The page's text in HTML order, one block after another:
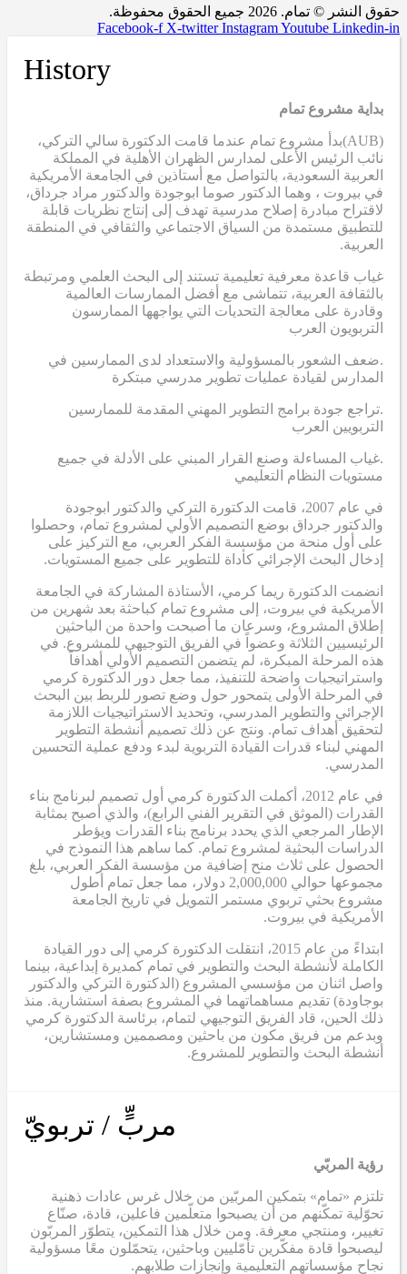
حقوق النشر © تمام. 2026 جميع الحقوق محفوظة.
Facebook-f X-twitter InstagramYoutube Linkedin-in
History
بداية مشروع تمام
بدأ مشروع تمام عندما قامت الدكتورة سالي التركي،
نائب الرئيس الأعلى لمدارس الظهران الأهلية في المملكة
العربية السعودية، بالتواصل مع أستاذين في الجامعة الأمريكية
في بيروت ، وهما الدكتور صوما ابوجودة والدكتور مراد جرداق،
لاقتراح مبادرة إصلاح مدرسية تهدف إلى إنتاج نظريات قابلة
للتطبيق مستمدة من السياق الاجتماعي والثقافي في المنطقة
العربية.
غياب قاعدة معرفية تعليمية تستند إلى البحث العلمي ومرتبطة
بالثقافة العربية، تتماشى مع أفضل الممارسات العالمية
وقادرة على معالجة التحديات التي يواجهها الممارسون
التربويون العرب
.ضعف الشعور بالمسؤولية والاستعداد لدى الممارسين في
المدارس لقيادة عمليات تطوير مدرسي مبتكرة
.تراجع جودة برامج التطوير المهني المقدمة للممارسين
التربويين العرب
.غياب المساءلة وصنع القرار المبني على الأدلة في جميع
مستويات النظام التعليمي
في عام 2007، قامت الدكتورة التركي والدكتور ابوجودة
والدكتور جرداق بوضع التصميم الأولي لمشروع تمام، وحصلوا
على أول منحة من مؤسسة الفكر العربي، مع التركيز على
إدخال البحث الإجرائي كأداة للتطوير على جميع المستويات.
انضمت الدكتورة ريما كرمي، الأستاذة المشاركة في الجامعة
الأمريكية في بيروت، إلى مشروع تمام كباحثة بعد شهرين من
إطلاق المشروع، وسرعان ما أصبحت واحدة من الباحثين
الرئيسيين الثلاثة وعضواً في الفريق التوجيهي للمشروع. في
هذه المرحلة المبكرة، لم يتضمن التصميم الأولي أهدافاً
واستراتيجيات واضحة للتنفيذ، مما جعل دور الدكتورة كرمي
في المرحلة الأولى يتمحور حول وضع تصور للربط بين البحث
الإجرائي والتطوير المدرسي، وتحديد الاستراتيجيات اللازمة
لتحقيق أهداف تمام. ونتج عن ذلك تصميم أنشطة التطوير
المهني لبناء قدرات القيادة التربوية لبدء ودفع عملية التحسين
المدرسي.
في عام 2012، أكملت الدكتورة كرمي أول تصميم لبرنامج بناء
القدرات (الموثق في التقرير الفني الرابع)، والذي أصبح بمثابة
الإطار المرجعي الذي يحدد برنامج بناء القدرات ويؤطر
الدراسات البحثية لمشروع تمام. كما ساهم هذا النموذج في
الحصول على ثلاث منح إضافية من مؤسسة الفكر العربي، بلغ
مجموعها حوالي 2,000,000 دولار، مما جعل تمام أطول
مشروع بحثي تربوي مستمر التمويل في تاريخ الجامعة
الأمريكية في بيروت.
ابتداءً من عام 2015، انتقلت الدكتورة كرمي إلى دور القيادة
الكاملة لأنشطة البحث والتطوير في تمام كمديرة إبداعية، بينما
واصل اثنان من مؤسسي المشروع (الدكتورة التركي والدكتور
بوجاودة) تقديم مساهماتهما في المشروع بصفة استشارية. منذ
ذلك الحين، قاد الفريق التوجيهي لتمام، برئاسة الدكتورة كرمي
وبدعم من فريق مكون من باحثين ومصممين ومستشارين،
أنشطة البحث والتطوير للمشروع.
مربٍّ / تربويّ
رؤية المربّي
تلتزم «تمام» بتمكين المربّين من خلال غرس عادات ذهنية
تحوّلية تمكّنهم من أن يصبحوا متعلّمين فاعلين، قادة، صنّاع
تغيير، ومنتجي معرفة. ومن خلال هذا التمكين، يتطوّر المربّون
ليصبحوا قادة مفكّرين تأمّليين وباحثين، يتحمّلون معًا مسؤولية
نجاح مؤسساتهم التعليمية وإنجازات طلابهم.